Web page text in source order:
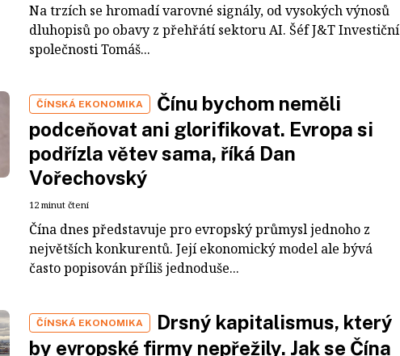
Na trzích se hromadí varovné signály, od vysokých výnosů
dluhopisů po obavy z přehřátí sektoru AI. Šéf J&T Investiční
společnosti Tomáš...
ČÍNSKÁ EKONOMIKA
Čínu bychom neměli
podceňovat ani glorifikovat. Evropa si
podřízla větev sama, říká Dan
Vořechovský
12 minut čtení
Čína dnes představuje pro evropský průmysl jednoho z
největších konkurentů. Její ekonomický model ale bývá
často popisován příliš jednoduše...
ČÍNSKÁ EKONOMIKA
Drsný kapitalismus, který
by evropské firmy nepřežily. Jak se Čína